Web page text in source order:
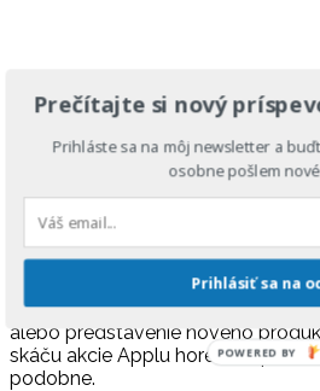
je stránka podobná
mi však príde prehľadnejší. Prečo
Pretože na4-traders nájdem
nemá. A síce dátumy, kedy sa
niečo, čo môže ovplyvniť cenu
už ide o vyhlásenie ročných
alebo predstavenie nového
skáču akcie Applu hore, keď
podobne.
Prečítajte si nový
Prihláste sa na môj newsletter a
osobne pošlem
Prihlásiť sa na
POWERED